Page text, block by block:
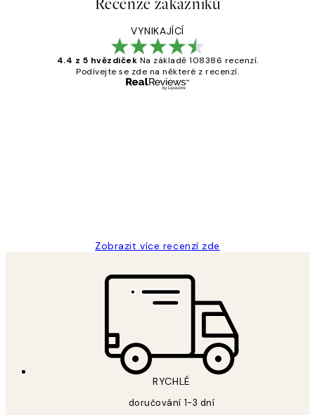
VYNIKAJÍCÍ
4.4 z 5 hvězdiček Na základě 108386 recenzí.
Podívejte se zde na některé z recenzí.
Zobrazit více recenzí zde
RYCHLÉ
doručování 1-3 dní